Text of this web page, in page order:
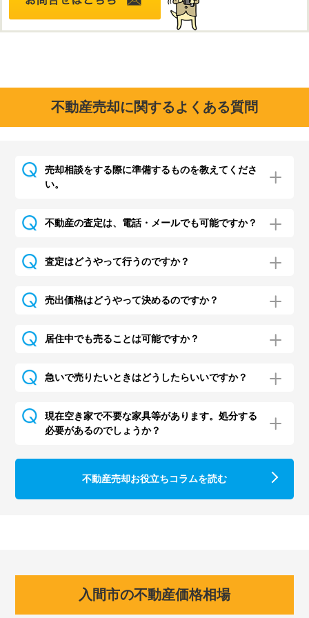
不動産売却に関するよくある質問
売却相談をする際に準備するものを教えてくださ
い。
不動産の査定は、電話・メールでも可能ですか？
査定はどうやって行うのですか？
売出価格はどうやって決めるのですか？
居住中でも売ることは可能ですか？
急いで売りたいときはどうしたらいいですか？
現在空き家で不要な家具等があります。処分する
必要があるのでしょうか？
不動産売却お役立ちコラムを読む
入間市の不動産価格相場